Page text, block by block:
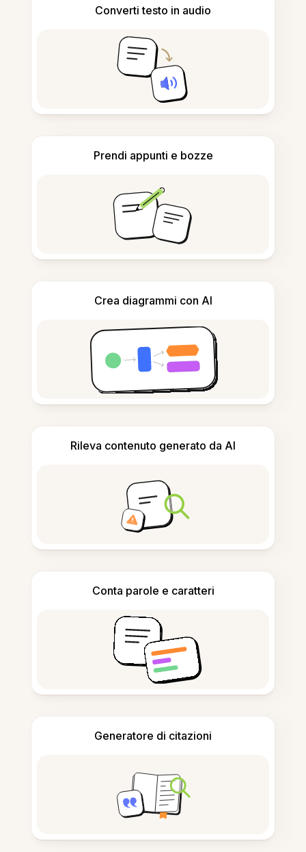
Converti testo in audio
Prendi appunti e bozze
Crea diagrammi con AI
Rileva contenuto generato da AI
Conta parole e caratteri
Generatore di citazioni